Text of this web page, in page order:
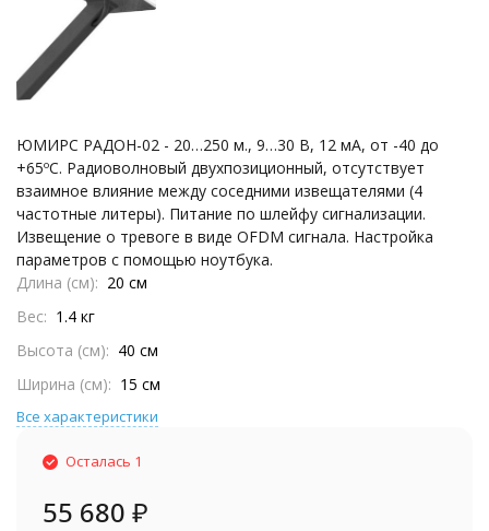
ЮМИРС РАДОН-02 - 20…250 м., 9…30 В, 12 мА, от -40 до
+65ºС. Радиоволновый двухпозиционный, отсутствует
взаимное влияние между соседними извещателями (4
частотные литеры). Питание по шлейфу сигнализации.
Извещение о тревоге в виде OFDM сигнала. Настройка
параметров с помощью ноутбука.
Длина (см)
20 см
Вес
1.4 кг
Высота (см)
40 см
Ширина (см)
15 см
Все характеристики
Осталась 1
55 680 ₽